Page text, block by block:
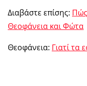
Διαβάστε επίσης:
Θεοφάνεια και Φώτα
Θεοφάνεια: Γιατί τα